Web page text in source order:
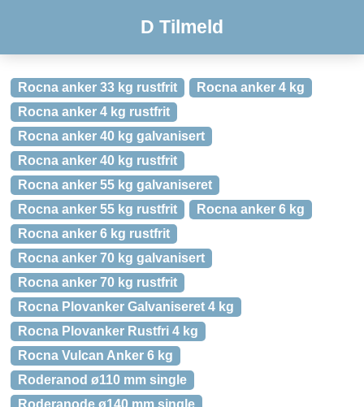
D Tilmeld
Rocna anker 33 kg rustfrit
Rocna anker 4 kg
Rocna anker 4 kg rustfrit
Rocna anker 40 kg galvanisert
Rocna anker 40 kg rustfrit
Rocna anker 55 kg galvaniseret
Rocna anker 55 kg rustfrit
Rocna anker 6 kg
Rocna anker 6 kg rustfrit
Rocna anker 70 kg galvanisert
Rocna anker 70 kg rustfrit
Rocna Plovanker Galvaniseret 4 kg
Rocna Plovanker Rustfri 4 kg
Rocna Vulcan Anker 6 kg
Roderanod ø110 mm single
Roderanode ø140 mm single